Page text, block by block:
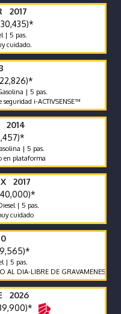
2017
| 5 pas.
| 5 pas.
i-ACTIVSENSE™
2014
| 5 pas.
2017
| 5 pas.
| 5 pas.
LIBRE DE GRAVAMENES-
2026